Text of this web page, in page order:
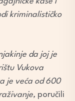
kriminalističko
da joj je
Vukova
je veća od 600
poručili